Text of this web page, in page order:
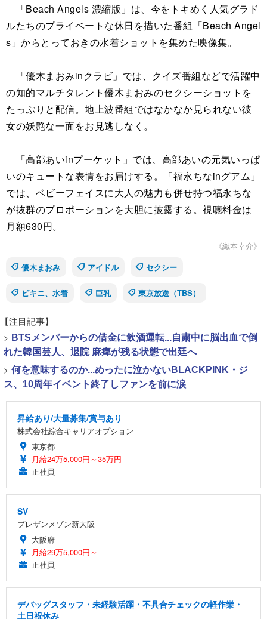
「Beach Angels 濃縮版」は、今をトキめく人気グラド
ルたちのプライベートな休日を描いた番組「Beach Angel
s」からとっておきの水着ショットを集めた映像集。
「優木まおみinクラビ」では、クイズ番組などで活躍中
の知的マルチタレント優木まおみのセクシーショットを
たっぷりと配信。地上波番組ではなかなか見られない彼
女の妖艶な一面をお見逃しなく。
「高部あいinプーケット」では、高部あいの元気いっぱ
いのキュートな表情をお届けする。「福永ちなinグアム」
では、ベビーフェイスに大人の魅力も併せ持つ福永ちな
が抜群のプロポーションを大胆に披露する。視聴料金は
月額630円。
《織本幸介》
優木まおみ
アイドル セクシー
ビキニ、水着 巨乳 東京放送（TBS）
【注目記事】
> BTSメンバーからの借金に飲酒運転...自粛中に脳出血で倒
れた韓国芸人、退院 麻痺が残る状態で出廷へ
> 何を意味するのか...めったに泣かないBLACKPINK・ジ
ス、10周年イベント終了しファンを前に涙
昇給あり/大量募集/賞与あり
株式会社綜合キャリアオプション
東京都
月給24万5,000円～35万円
正社員
SV
プレザンメゾン新大阪
大阪府
月給29万5,000円～
正社員
デバッグスタッフ・未経験活躍・不具合チェックの軽作業・
土日祝休み